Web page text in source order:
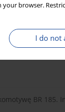
your browser.
I do not
w
pociągu.
BR 185.